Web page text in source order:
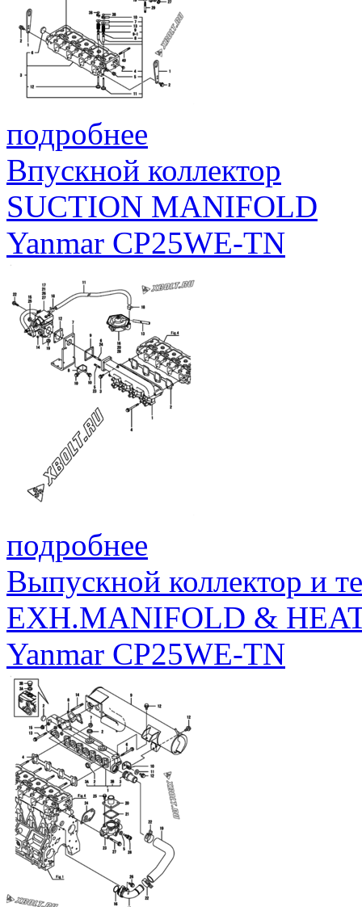
подробнее
Впускной коллектор
SUCTION MANIFOLD
Yanmar CP25WE-TN
подробнее
Выпускной коллектор и
EXH.MANIFOLD &
Yanmar CP25WE-TN